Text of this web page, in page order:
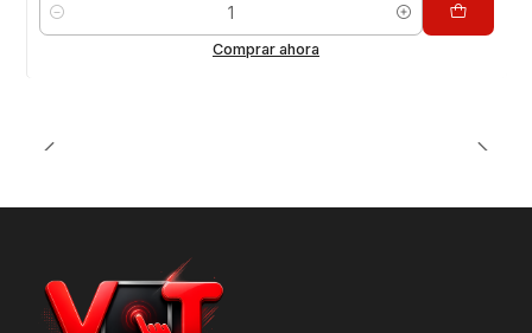
Cantidad
Comprar ahora